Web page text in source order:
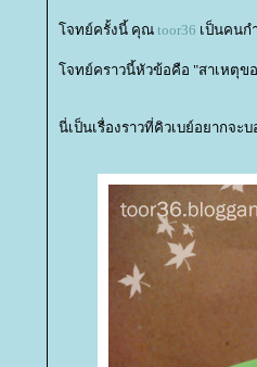
จทย์ครั้งนี้ คุณ toor36 เป็นคนก
จทย์คราวนี้หัวข้อคือ "สาเหตุข
นี่เป็นเรื่องราวที่คิวเบย์อยากจะ